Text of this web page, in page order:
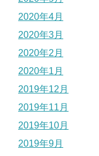
2020年4月
2020年3月
2020年2月
2020年1月
2019年12月
2019年11月
2019年10月
2019年9月